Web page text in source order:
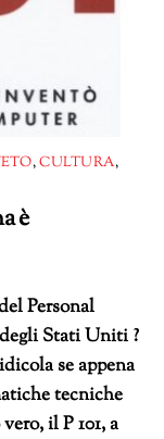
,CULTURA,
è
Personal
Stati Uniti ?
se appena
tecniche
il P 101, a